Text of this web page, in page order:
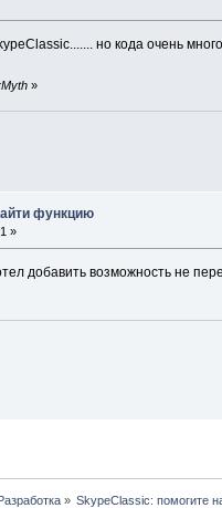
но кода очень
»
функцию
»
добавить возможность не
» SkypeClassic: помогите